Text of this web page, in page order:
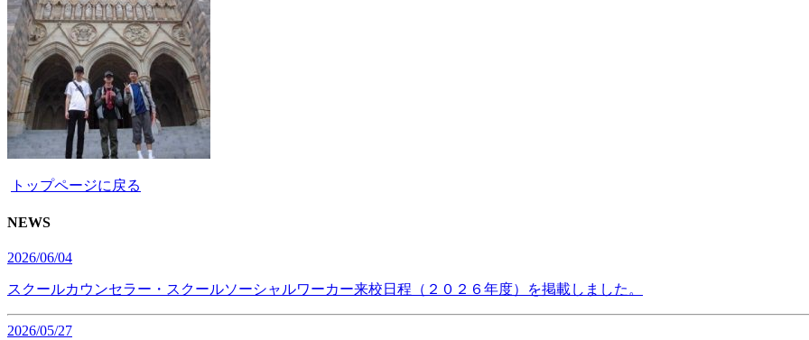
トップページに戻る
NEWS
2026/06/04
スクールカウンセラー・スクールソーシャルワーカー来校日程（２０２６年度）を掲載しました。
2026/05/27